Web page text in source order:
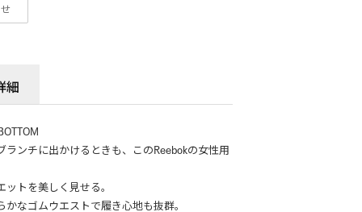
細
ンチに出かけるときも、このReebokの女性用
トを美しく見せる。
なゴムウエストで履き心地も抜群。